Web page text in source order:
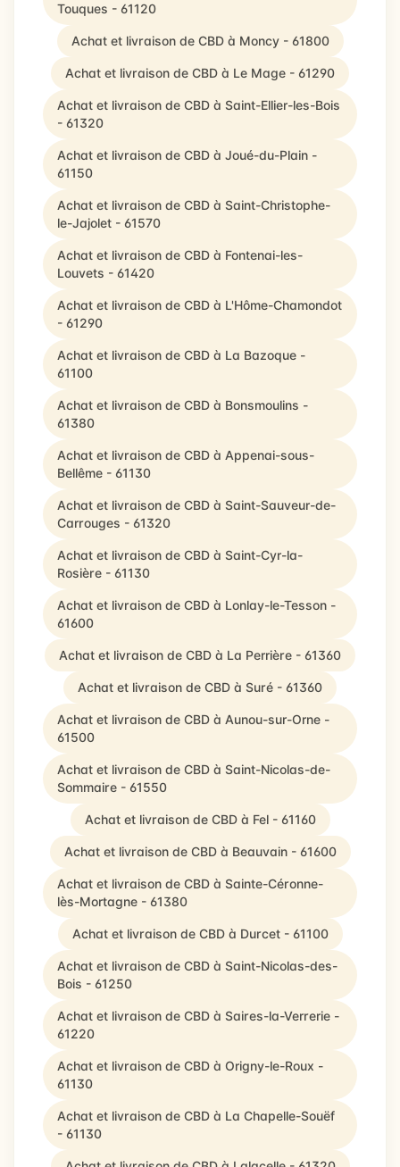
Touques - 61120
Achat et livraison de CBD à Moncy - 61800
Achat et livraison de CBD à Le Mage - 61290
Achat et livraison de CBD à Saint-Ellier-les-Bois
- 61320
Achat et livraison de CBD à Joué-du-Plain -
61150
Achat et livraison de CBD à Saint-Christophe-
le-Jajolet - 61570
Achat et livraison de CBD à Fontenai-les-
Louvets - 61420
Achat et livraison de CBD à L'Hôme-Chamondot
- 61290
Achat et livraison de CBD à La Bazoque -
61100
Achat et livraison de CBD à Bonsmoulins -
61380
Achat et livraison de CBD à Appenai-sous-
Bellême - 61130
Achat et livraison de CBD à Saint-Sauveur-de-
Carrouges - 61320
Achat et livraison de CBD à Saint-Cyr-la-
Rosière - 61130
Achat et livraison de CBD à Lonlay-le-Tesson -
61600
Achat et livraison de CBD à La Perrière - 61360
Achat et livraison de CBD à Suré - 61360
Achat et livraison de CBD à Aunou-sur-Orne -
61500
Achat et livraison de CBD à Saint-Nicolas-de-
Sommaire - 61550
Achat et livraison de CBD à Fel - 61160
Achat et livraison de CBD à Beauvain - 61600
Achat et livraison de CBD à Sainte-Céronne-
lès-Mortagne - 61380
Achat et livraison de CBD à Durcet - 61100
Achat et livraison de CBD à Saint-Nicolas-des-
Bois - 61250
Achat et livraison de CBD à Saires-la-Verrerie -
61220
Achat et livraison de CBD à Origny-le-Roux -
61130
Achat et livraison de CBD à La Chapelle-Souëf
- 61130